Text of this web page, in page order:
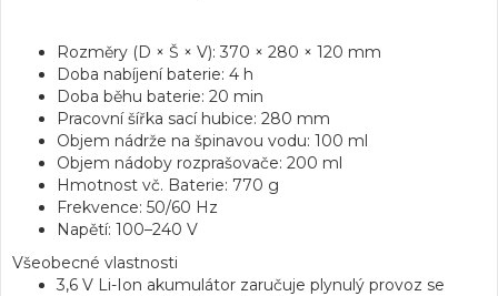
Rozměry (D × Š × V): 370 × 280 × 120 mm
Doba nabíjení baterie: 4 h
Doba běhu baterie: 20 min
Pracovní šířka sací hubice: 280 mm
Objem nádrže na špinavou vodu: 100 ml
Objem nádoby rozprašovače: 200 ml
Hmotnost vč. Baterie: 770 g
Frekvence: 50/60 Hz
Napětí: 100–240 V
Všeobecné vlastnosti
3,6 V Li-Ion akumulátor zaručuje plynulý provoz se